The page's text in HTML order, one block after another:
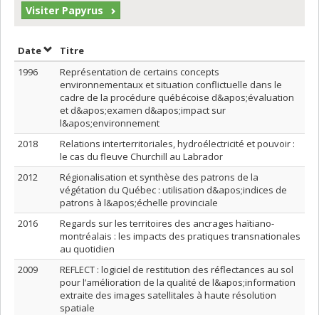
Visiter Papyrus
DateTrier par date en ordre décroissant
Titre
1996
Représentation de certains concepts
environnementaux et situation conflictuelle dans le
cadre de la procédure québécoise d&apos;évaluation
et d&apos;examen d&apos;impact sur
l&apos;environnement
2018
Relations interterritoriales, hydroélectricité et pouvoir :
le cas du fleuve Churchill au Labrador
2012
Régionalisation et synthèse des patrons de la
végétation du Québec : utilisation d&apos;indices de
patrons à l&apos;échelle provinciale
2016
Regards sur les territoires des ancrages haïtiano-
montréalais : les impacts des pratiques transnationales
au quotidien
2009
REFLECT : logiciel de restitution des réflectances au sol
pour l’amélioration de la qualité de l&apos;information
extraite des images satellitales à haute résolution
spatiale